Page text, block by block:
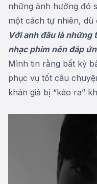
những ảnh hưởng đó
một cách tự nhiên, dù
Với anh đâu là những
nhạc phim nên đáp
Mình tin rằng bất kỳ
phục vụ tốt câu
khán giả bị “kéo ra”